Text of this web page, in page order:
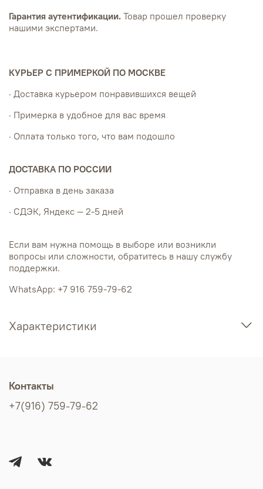
Гарантия аутентификации. Товар прошел проверку
нашими экспертами.
КУРЬЕР С ПРИМЕРКОЙ ПО МОСКВЕ
· Доставка курьером понравившихся вещей
· Примерка в удобное для вас время
· Оплата только того, что вам подошло
ДОСТАВКА ПО РОССИИ
· Отправка в день заказа
· СДЭК, Яндекс — 2-5 дней
Если вам нужна помощь в выборе или возникли
вопросы или сложности, обратитесь в нашу службу
поддержки.
WhatsApp: +7 916 759-79-62
Характеристики
Контакты
+7(916) 759-79-62